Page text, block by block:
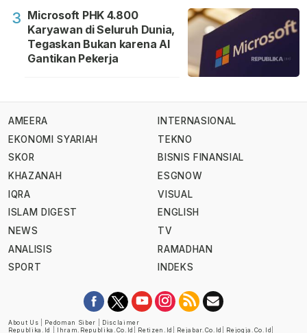
3 Microsoft PHK 4.800
Karyawan di Seluruh Dunia,
Tegaskan Bukan karena AI
Gantikan Pekerja
AMEERA
EKONOMI SYARIAH
SKOR
KHAZANAH
IQRA
ISLAM DIGEST
NEWS
ANALISIS
SPORT
INTERNASIONAL
TEKNO
BISNIS FINANSIAL
ESGNOW
VISUAL
ENGLISH
TV
RAMADHAN
INDEKS
About Us Pedoman Siber
Disclaimer
Republika.id
Ihram.republika.co.id Retizen.id Rejabar.co.id Rejogja.co.id